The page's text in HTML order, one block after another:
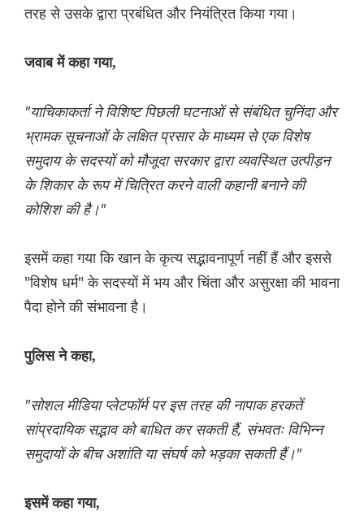
तरह से उसके द्वारा प्रबंधित और नियंत्रित किया गया।
जवाब में कहा गया,
"याचिकाकर्ता ने विशिष्ट पिछली घटनाओं से संबंधित चुनिंदा और
भ्रामक सूचनाओं के लक्षित प्रसार के माध्यम से एक विशेष
समुदाय के सदस्यों को मौजूदा सरकार द्वारा व्यवस्थित उत्पीड़न
के शिकार के रूप में चित्रित करने वाली कहानी बनाने की
कोशिश की है।"
इसमें कहा गया कि खान के कृत्य सद्भावनापूर्ण नहीं हैं और इससे
"विशेष धर्म" के सदस्यों में भय और चिंता और असुरक्षा की भावना
पैदा होने की संभावना है।
पुलिस ने कहा,
"सोशल मीडिया प्लेटफॉर्म पर इस तरह की नापाक हरकतें
सांप्रदायिक सद्भाव को बाधित कर सकती हैं, संभवतः विभिन्न
समुदायों के बीच अशांति या संघर्ष को भड़का सकती हैं।"
इसमें कहा गया,